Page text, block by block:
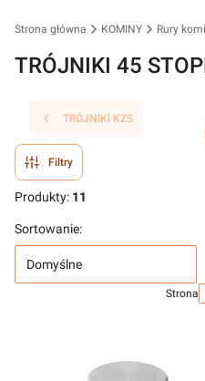
Strona główna KOMINY Rury
TRÓJNIKI 45
TRÓJNIKI KZS
Filtry
Produkty: 11
Sortowanie:
Domyślne
Strona